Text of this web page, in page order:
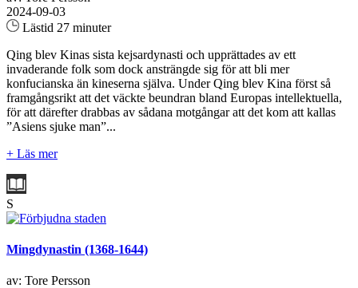
2024-09-03
Lästid 27 minuter
Qing blev Kinas sista kejsardynasti och upprättades av ett
invaderande folk som dock ansträngde sig för att bli mer
konfucianska än kineserna själva. Under Qing blev Kina först så
framgångsrikt att det väckte beundran bland Europas intellektuella,
för att därefter drabbas av sådana motgångar att det kom att kallas
”Asiens sjuke man”...
+ Läs mer
S
Mingdynastin (1368-1644)
av: Tore Persson